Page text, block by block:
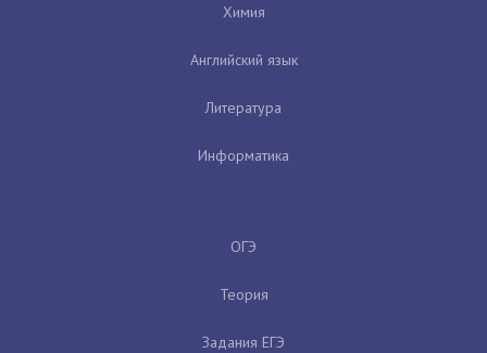
Химия
Английский язык
Литература
Информатика
ОГЭ
Теория
Задания ЕГЭ